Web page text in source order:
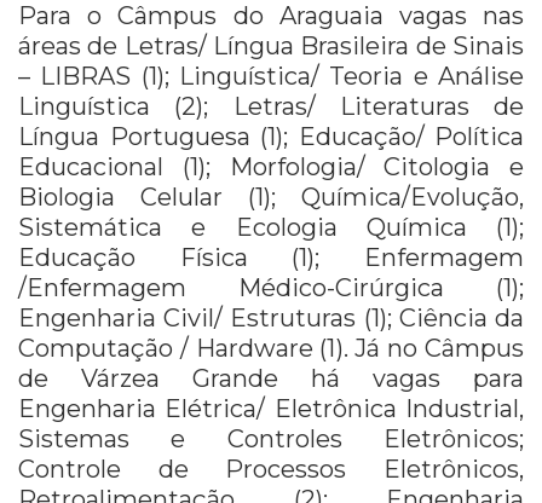
Para o Câmpus do Araguaia vagas nas
áreas de Letras/ Língua Brasileira de Sinais
– LIBRAS (1); Linguística/ Teoria e Análise
Linguística (2); Letras/ Literaturas de
Língua Portuguesa (1); Educação/ Política
Educacional (1); Morfologia/ Citologia e
Biologia Celular (1); Química/Evolução,
Sistemática e Ecologia Química (1);
Educação Física (1); Enfermagem
/Enfermagem Médico-Cirúrgica (1);
Engenharia Civil/ Estruturas (1); Ciência da
Computação / Hardware (1). Já no Câmpus
de Várzea Grande há vagas para
Engenharia Elétrica/ Eletrônica Industrial,
Sistemas e Controles Eletrônicos;
Controle de Processos Eletrônicos,